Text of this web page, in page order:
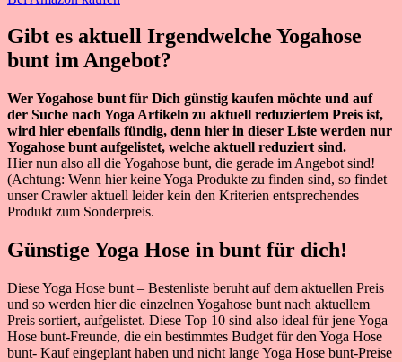
Gibt es aktuell Irgendwelche Yogahose
bunt im Angebot?
Wer Yogahose bunt für Dich günstig kaufen möchte und auf
der Suche nach Yoga Artikeln zu aktuell reduziertem Preis ist,
wird hier ebenfalls fündig, denn hier in dieser Liste werden nur
Yogahose bunt aufgelistet, welche aktuell reduziert sind.
Hier nun also all die Yogahose bunt, die gerade im Angebot sind!
(Achtung: Wenn hier keine Yoga Produkte zu finden sind, so findet
unser Crawler aktuell leider kein den Kriterien entsprechendes
Produkt zum Sonderpreis.
Günstige Yoga Hose in bunt für dich!
Diese Yoga Hose bunt – Bestenliste beruht auf dem aktuellen Preis
und so werden hier die einzelnen Yogahose bunt nach aktuellem
Preis sortiert, aufgelistet. Diese Top 10 sind also ideal für jene Yoga
Hose bunt-Freunde, die ein bestimmtes Budget für den Yoga Hose
bunt- Kauf eingeplant haben und nicht lange Yoga Hose bunt-Preise